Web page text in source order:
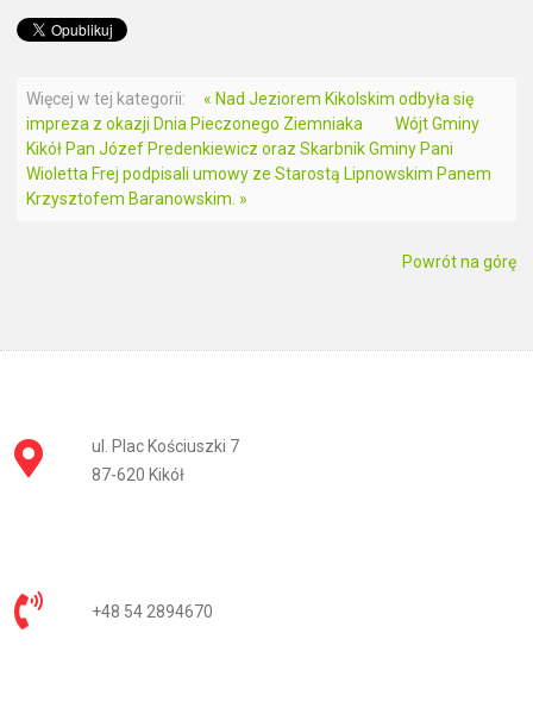
Więcej w tej kategorii:
« Nad Jeziorem Kikolskim odbyła się
impreza z okazji Dnia Pieczonego Ziemniaka
Wójt Gminy
Kikół Pan Józef Predenkiewicz oraz Skarbnik Gminy Pani
Wioletta Frej podpisali umowy ze Starostą Lipnowskim Panem
Krzysztofem Baranowskim. »
Powrót na górę
ul. Plac Kościuszki 7
87-620 Kikół
+48 54 2894670